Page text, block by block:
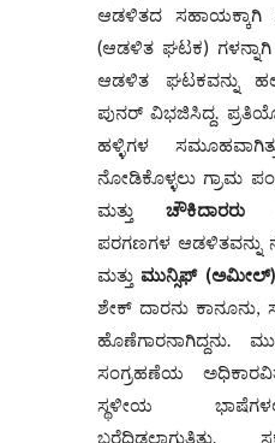
ಆಡಳಿತದ ಸಹಾಯಕ್ಕಾಗಿ
(ಆಡಳಿತ ಘಟಕ) ಗಳನ್ನಾಗಿ
ಆಡಳಿತ ಘಟಕವನ್ನು
ಪುನರ್ ವಿಭಜಿಸಿದ್ದ.
ಹಳ್ಳಿಗಳ
ನೋಡಿಕೊಳ್ಳಲು ಗ್ರಾಮ
ಮತ್ತು ಚೌಕಿದಾರರು
ಪರಗಣಗಳ ಆಡಳಿತವನ್ನು
ಮತ್ತುಮುನ್ಸಿಫ್ (ಅಮೀಲ್)
ಶೇಕ್‌ ದಾರನು ಕಾನೂನು,
ಹೊಣೆಗಾರನಾಗಿದ್ದನು.
ಸಂಗ್ರಹಣೆಯ
ಸ್ಥಳೀಯ